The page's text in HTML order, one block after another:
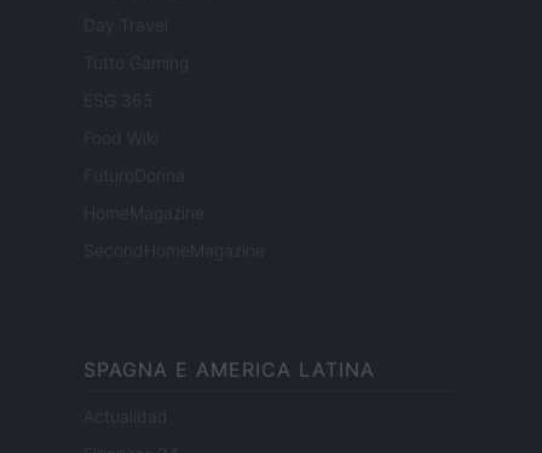
Day Travel
Tutto Gaming
ESG 365
Food Wiki
FuturoDonna
HomeMagazine
SecondHomeMagazine
SPAGNA E AMERICA LATINA
Actualidad